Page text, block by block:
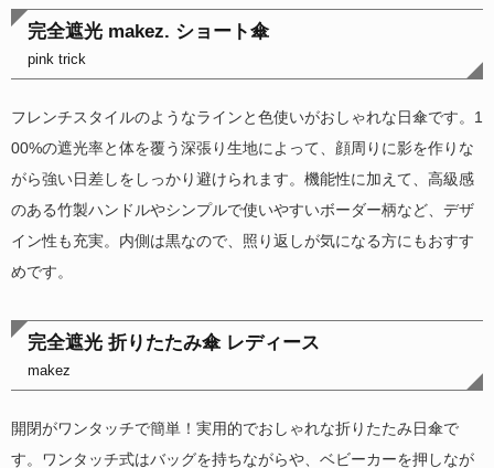
完全遮光 makez. ショート傘
pink trick
フレンチスタイルのようなラインと色使いがおしゃれな日傘です。1
00%の遮光率と体を覆う深張り生地によって、顔周りに影を作りな
がら強い日差しをしっかり避けられます。機能性に加えて、高級感
のある竹製ハンドルやシンプルで使いやすいボーダー柄など、デザ
イン性も充実。内側は黒なので、照り返しが気になる方にもおすす
めです。
完全遮光 折りたたみ傘 レディース
makez
開閉がワンタッチで簡単！実用的でおしゃれな折りたたみ日傘で
す。ワンタッチ式はバッグを持ちながらや、ベビーカーを押しなが